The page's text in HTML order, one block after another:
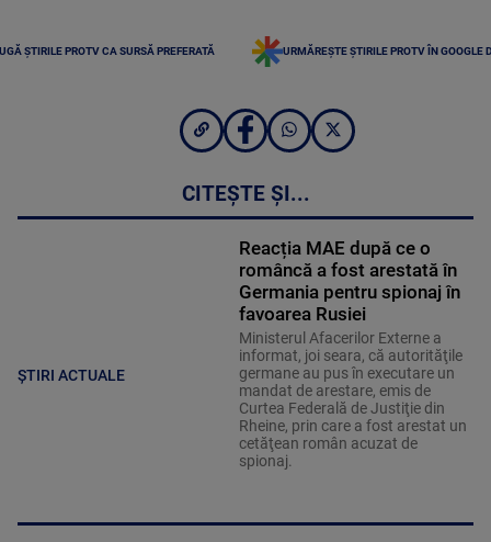
ȘTIRILE PROTV CA SURSĂ PREFERATĂ URMĂREȘTE ȘTIRILE PROTV ÎN GOOGLE
CITEȘTE ȘI...
ȘTIRI ACTUALE
Reacția MAE după ce o
româncă a fost arestată în
Germania pentru spionaj în
favoarea Rusiei
Ministerul Afacerilor Externe a
informat, joi seara, că autorităţile
germane au pus în executare un
mandat de arestare, emis de
Curtea Federală de Justiţie din
Rheine, prin care a fost arestat un
cetăţean român acuzat de
spionaj.